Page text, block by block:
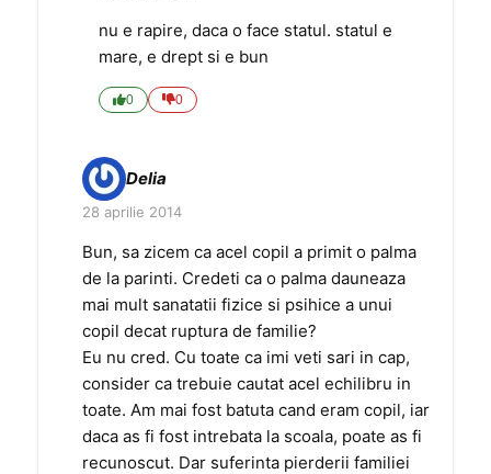
nu e rapire, daca o face statul. statul e
mare, e drept si e bun
0 0
Delia
28 aprilie 2014
Bun, sa zicem ca acel copil a primit o palma
de la parinti. Credeti ca o palma dauneaza
mai mult sanatatii fizice si psihice a unui
copil decat ruptura de familie?
Eu nu cred. Cu toate ca imi veti sari in cap,
consider ca trebuie cautat acel echilibru in
toate. Am mai fost batuta cand eram copil, iar
daca as fi fost intrebata la scoala, poate as fi
recunoscut. Dar suferinta pierderii familiei